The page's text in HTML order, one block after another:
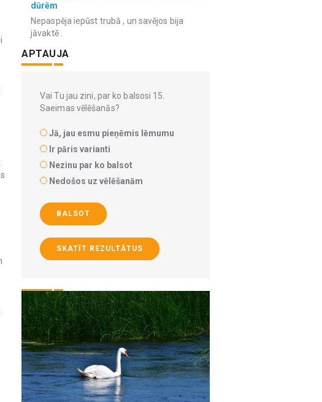
dūrēm
Nepaspēja iepūst trubā , un savējos bija
jāvaktē .
APTAUJA
Vai Tu jau zini, par ko balsosi 15.
Saeimas vēlēšanās?
Jā, jau esmu pieņēmis lēmumu
Ir pāris varianti
Nezinu par ko balsot
Nedošos uz vēlēšanām
BALSOT
SKATĪT REZULTĀTUS